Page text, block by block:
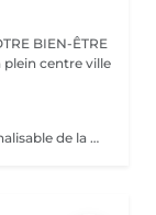
BIEN-ÊTRE
Massage relaxant aux huiles chaudes, personnalisable de la tête aux pieds.